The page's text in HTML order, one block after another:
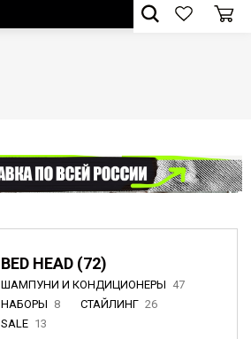
BED HEAD (72)
ШАМПУНИ И КОНДИЦИОНЕРЫ 47
НАБОРЫ 8 СТАЙЛИНГ 26
SALE 13